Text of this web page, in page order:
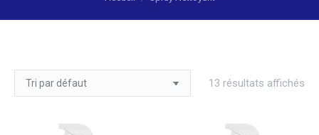
13 résultats affichés